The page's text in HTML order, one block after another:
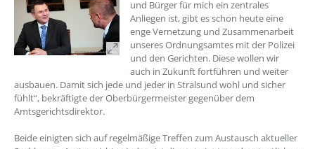
und Bürger für mich ein zentrales
Anliegen ist, gibt es schon heute eine
enge Vernetzung und Zusammenarbeit
unseres Ordnungsamtes mit der Polizei
und den Gerichten. Diese wollen wir
auch in Zukunft fortführen und weiter
ausbauen. Damit sich jede und jeder in Stralsund wohl und sicher
fühlt“, bekräftigte der Oberbürgermeister gegenüber dem
Amtsgerichtsdirektor.
Beide einigten sich auf regelmäßige Treffen zum Austausch aktueller